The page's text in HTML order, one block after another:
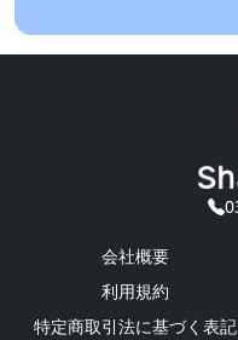
会社概要
利用規約
特定商取引法に基づく表記